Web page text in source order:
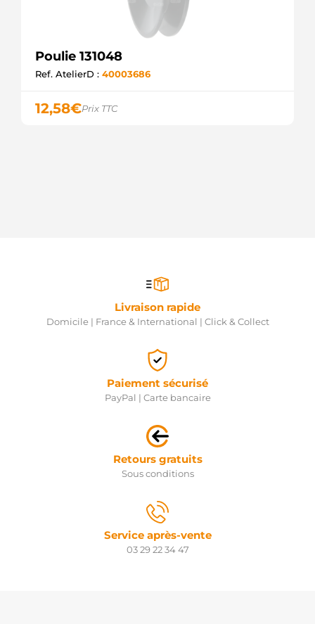
Poulie 131048
Ref. AtelierD : 40003686
12,58€Prix TTC
Livraison rapide
Domicile | France & International | Click & Collect
Paiement sécurisé
PayPal | Carte bancaire
Retours gratuits
Sous conditions
Service après-vente
03 29 22 34 47